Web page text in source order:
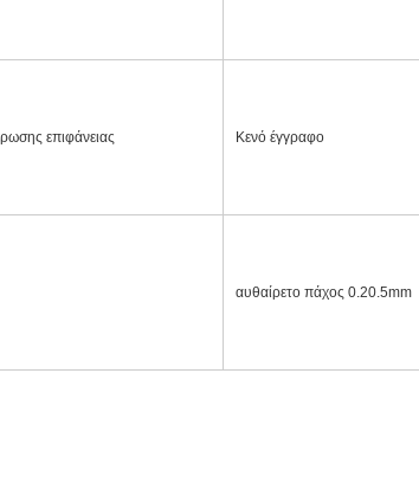
επιφάνειας Κενό έγγραφο
αυθαίρετο πάχος 0.20.5mm